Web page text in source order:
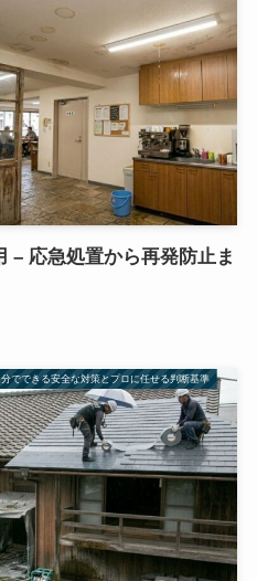
– 応急処置から再発防止ま
でできる安全な対策とプロに任せる判断基準